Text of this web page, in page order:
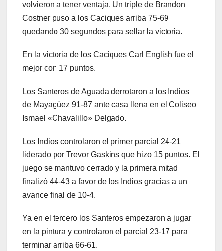
volvieron a tener ventaja. Un triple de Brandon
Costner puso a los Caciques arriba 75-69
quedando 30 segundos para sellar la victoria.
En la victoria de los Caciques Carl English fue el
mejor con 17 puntos.
Los Santeros de Aguada derrotaron a los Indios
de Mayagüez 91-87 ante casa llena en el Coliseo
Ismael «Chavalillo» Delgado.
Los Indios controlaron el primer parcial 24-21
liderado por Trevor Gaskins que hizo 15 puntos. El
juego se mantuvo cerrado y la primera mitad
finalizó 44-43 a favor de los Indios gracias a un
avance final de 10-4.
Ya en el tercero los Santeros empezaron a jugar
en la pintura y controlaron el parcial 23-17 para
terminar arriba 66-61.